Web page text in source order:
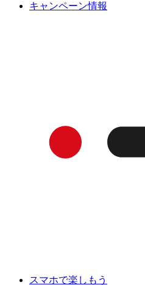
キャンペーン情報
スマホで楽しもう